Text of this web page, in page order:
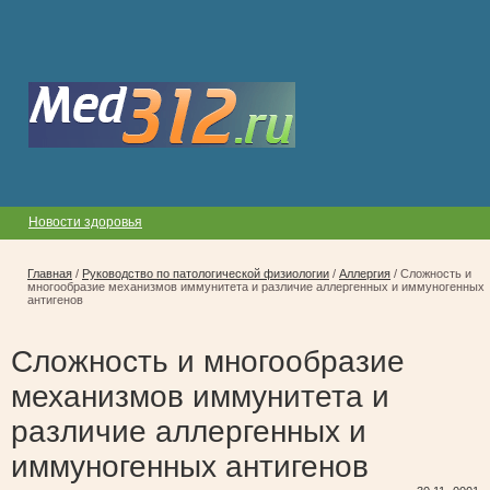
Новости здоровья
Главная / Руководство по патологической физиологии / Аллергия / Сложность и
многообразие механизмов иммунитета и различие аллергенных и иммуногенных
антигенов
Сложность и многообразие
механизмов иммунитета и
различие аллергенных и
иммуногенных антигенов